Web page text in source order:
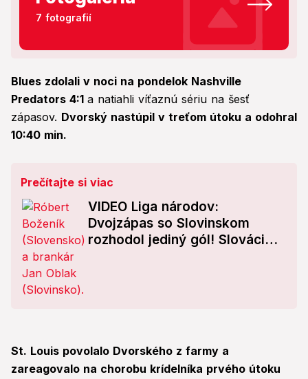
7 fotografií
Blues zdolali v noci na pondelok Nashville
Predators 4:1 a natiahli víťaznú sériu na šesť
zápasov. Dvorský nastúpil v treťom útoku a odohral
10:40 min.
Prečítajte si viac
VIDEO Liga národov:
Dvojzápas so Slovinskom
rozhodol jediný gól! Slováci
St. Louis povolalo Dvorského z farmy a
zareagovalo na chorobu krídelníka prvého útoku